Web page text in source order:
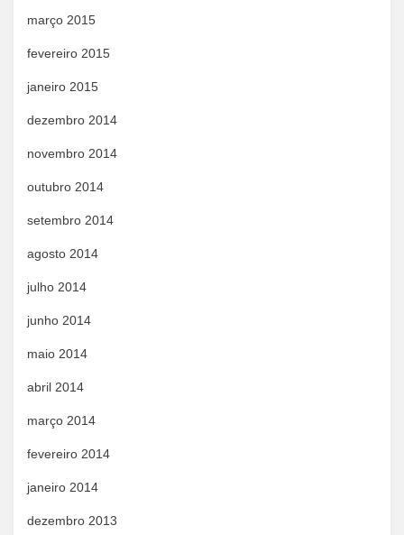
março 2015
fevereiro 2015
janeiro 2015
dezembro 2014
novembro 2014
outubro 2014
setembro 2014
agosto 2014
julho 2014
junho 2014
maio 2014
abril 2014
março 2014
fevereiro 2014
janeiro 2014
dezembro 2013